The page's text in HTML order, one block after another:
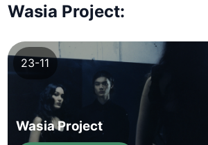
Wasia Project:
23-11
Wasia Project